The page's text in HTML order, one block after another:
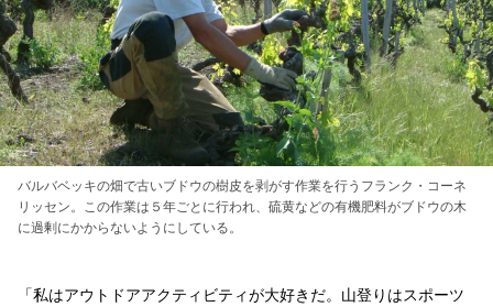
バルバベッキの畑で古いブドウの樹皮を剥がす作業を行うフランク・コーネ
リッセン。この作業は５年ごとに行われ、硫黄などの有機肥料がブドウの木
に過剰にかからないようにしている。
「私はアウトドアアクティビティが大好きだ。山登りはスポーツ